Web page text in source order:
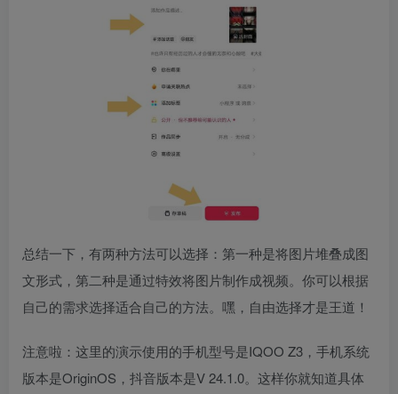
总结一下，有两种方法可以选择：第一种是将图片堆叠成图
文形式，第二种是通过特效将图片制作成视频。你可以根据
自己的需求选择适合自己的方法。嘿，自由选择才是王道！
注意啦：这里的演示使用的手机型号是IQOO Z3，手机系统
版本是OriginOS，抖音版本是V 24.1.0。这样你就知道具体